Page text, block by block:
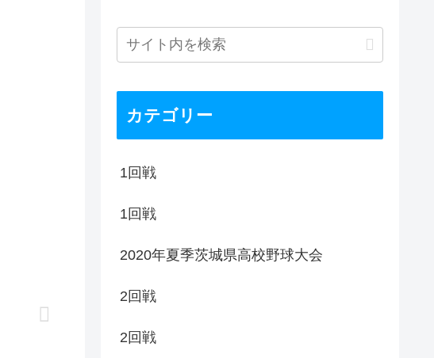
カテゴリー
1回戦
1回戦
2020年夏季茨城県高校野球大会
2回戦
2回戦